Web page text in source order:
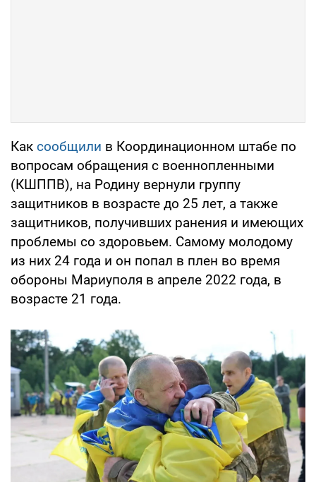
Как сообщили в Координационном штабе по
вопросам обращения с военнопленными
(КШППВ), на Родину вернули группу
защитников в возрасте до 25 лет, а также
защитников, получивших ранения и имеющих
проблемы со здоровьем. Самому молодому
из них 24 года и он попал в плен во время
обороны Мариуполя в апреле 2022 года, в
возрасте 21 года.